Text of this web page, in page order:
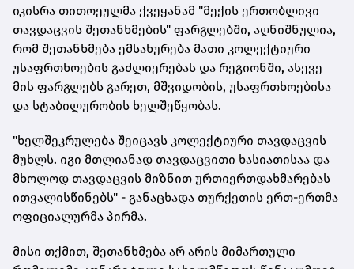
იკისრა თითოეულმა ქვეყანამ "მექის ერთობლივი
თავდაცვის შეთანხმების" ფარგლებში, აღნიშნულია,
რომ შეთანხმება ემსახურება მათი კოლექტიური
უსაფრთხოების გაძლიერებას და რეგიონში, ასევე
მის ფარგლებს გარეთ, მშვიდობის, უსაფრთხოებისა
და სტაბილურობის ხელშეწყობას.
"ხელშეკრულება შეიცავს კოლექტიური თავდაცვის
მუხლს. იგი მთლიანად თავდაცვითი ხასიათისაა და
მხოლოდ თავდაცვის მიზნით ურთიერთდახმარებას
ითვალისწინებს" - განაცხადა თურქეთის ერთ-ერთმა
ოფიციალურმა პირმა.
მისი თქმით, შეთანხმება არ არის მიმართული